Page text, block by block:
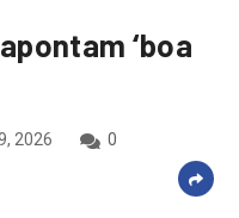
‘boa
2026
0